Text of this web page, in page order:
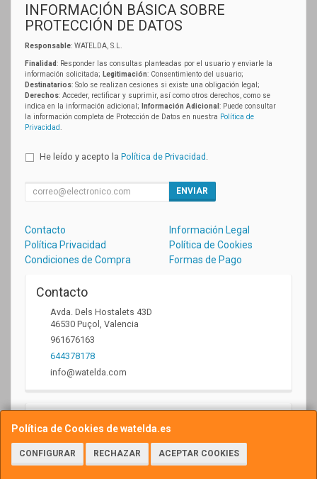
Política de Cookies de watelda.es
CONFIGURAR RECHAZAR ACEPTAR COOKIES
INFORMACIÓN BÁSICA SOBRE
PROTECCIÓN DE DATOS
Responsable: WATELDA, S.L.
Finalidad: Responder las consultas planteadas por el usuario y enviarle la
información solicitada; Legitimación: Consentimiento del usuario;
Destinatarios: Solo se realizan cesiones si existe una obligación legal;
Derechos: Acceder, rectificar y suprimir, así como otros derechos, como se
indica en la información adicional;
Información Adicional : Puede consultar
la información completa de Protección de Datos en nuestra Política de
Privacidad
He leído y acepto la Política de Privacidad
ENVIAR
Contacto
Información Legal
Política Privacidad
Política de Cookies
Condiciones de Compra
Formas de Pago
Contacto
Avda. Dels Hostalets 43D
46530 Puçol
Valencia
961676163
644378178
info@watelda.com